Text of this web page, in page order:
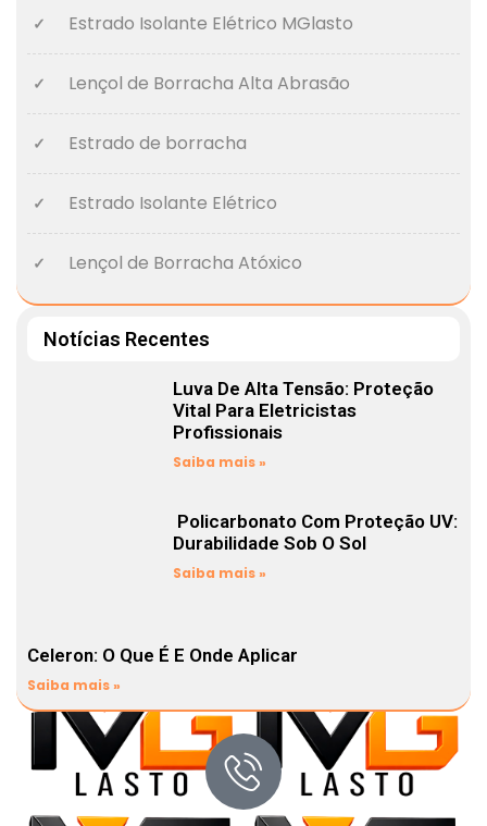
Estrado Isolante Elétrico MGlasto
Lençol de Borracha Alta Abrasão
Estrado de borracha
Estrado Isolante Elétrico
Lençol de Borracha Atóxico
Notícias Recentes
Luva De Alta Tensão: Proteção
Vital Para Eletricistas
Profissionais
Saiba mais »
Policarbonato Com Proteção UV:
Durabilidade Sob O Sol
Saiba mais »
Celeron: O Que É E Onde Aplicar
Saiba mais »